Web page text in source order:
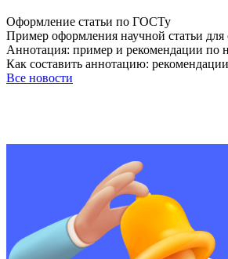
Оформление статьи по ГОСТу
Пример оформления научной статьи для
Аннотация: пример и рекомендации по
Как составить аннотацию: рекомендации
Все новости